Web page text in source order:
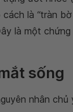
là “tràn bờ
là một chứng
sống
nhân chủ